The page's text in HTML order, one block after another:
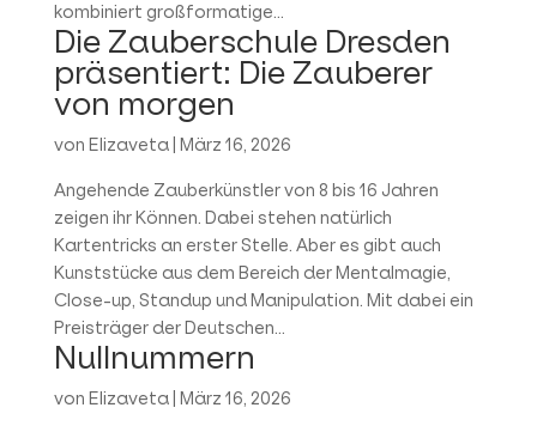
kombiniert großformatige...
Die Zauberschule Dresden
präsentiert: Die Zauberer
von morgen
von Elizaveta| März 16, 2026
Angehende Zauberkünstler von 8 bis 16 Jahren
zeigen ihr Können. Dabei stehen natürlich
Kartentricks an erster Stelle. Aber es gibt auch
Kunststücke aus dem Bereich der Mentalmagie,
Close-up, Standup und Manipulation. Mit dabei ein
Preisträger der Deutschen...
Nullnummern
von Elizaveta| März 16, 2026